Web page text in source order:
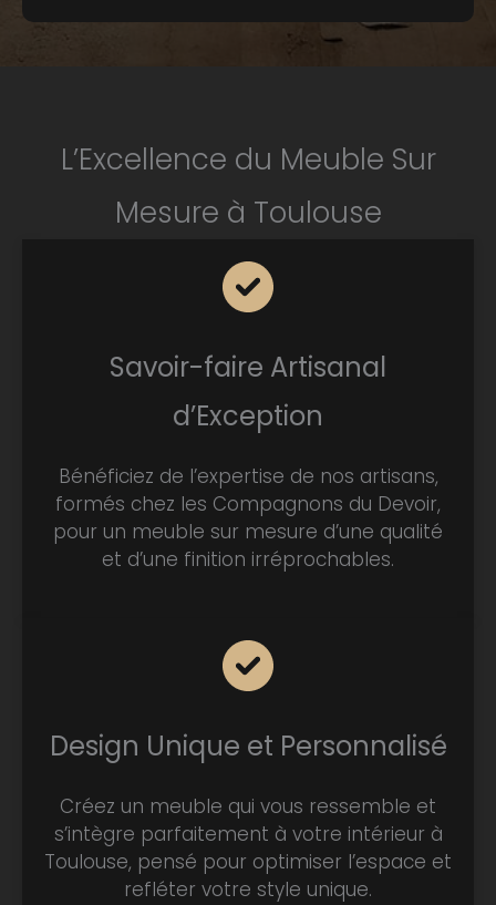
L’Excellence du Meuble Sur
Mesure à Toulouse
Savoir-faire Artisanal
d’Exception
Bénéficiez de l’expertise de nos artisans,
formés chez les Compagnons du Devoir,
pour un meuble sur mesure d’une qualité
et d’une finition irréprochables.
Design Unique et Personnalisé
Créez un meuble qui vous ressemble et
s’intègre parfaitement à votre intérieur à
Toulouse, pensé pour optimiser l’espace et
refléter votre style unique.